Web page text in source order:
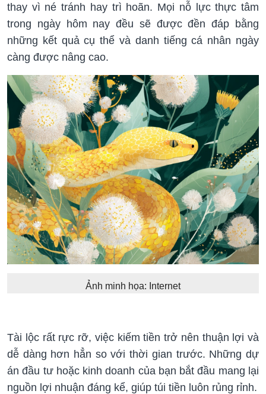
thay vì né tránh hay trì hoãn. Mọi nỗ lực thực tâm
trong ngày hôm nay đều sẽ được đền đáp bằng
những kết quả cụ thể và danh tiếng cá nhân ngày
càng được nâng cao.
Ảnh minh họa: Internet
Tài lộc rất rực rỡ, việc kiếm tiền trở nên thuận lợi và
dễ dàng hơn hẳn so với thời gian trước. Những dự
án đầu tư hoặc kinh doanh của bạn bắt đầu mang lại
nguồn lợi nhuận đáng kể, giúp túi tiền luôn rủng rỉnh.